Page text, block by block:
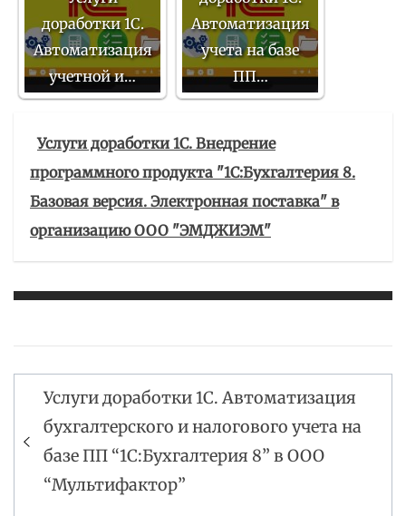
доработки 1С.
Автоматизация
учетной и…
Автоматизация
учета на базе
ПП…
Услуги доработки 1С. Внедрение
программного продукта "1С:Бухгалтерия 8.
Базовая версия. Электронная поставка" в
организацию ООО "ЭМДЖИЭМ"
Навигация
по
записям
Услуги доработки 1С. Автоматизация
бухгалтерского и налогового учета на
базе ПП “1С:Бухгалтерия 8” в ООО
“Мультифактор”